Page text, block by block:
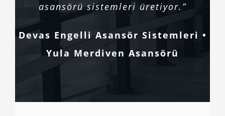
asansörü sistemleri üretiyor.”
Devas Engelli Asansör Sistemleri •
Yula Merdiven Asansörü